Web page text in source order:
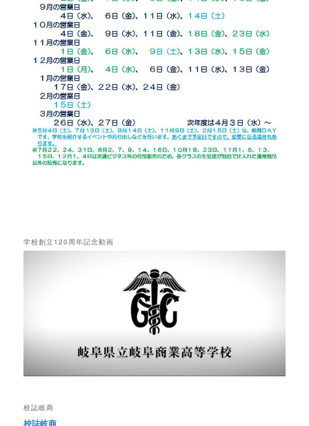
学校創立120周年記念動画
校誌岐商
校誌岐商